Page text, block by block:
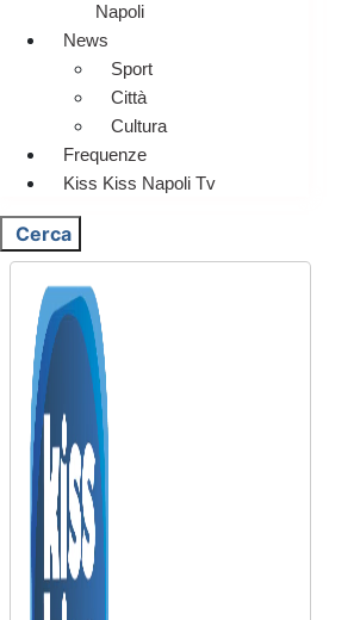
Napoli
News
Sport
Città
Cultura
Frequenze
Kiss Kiss Napoli Tv
Cerca